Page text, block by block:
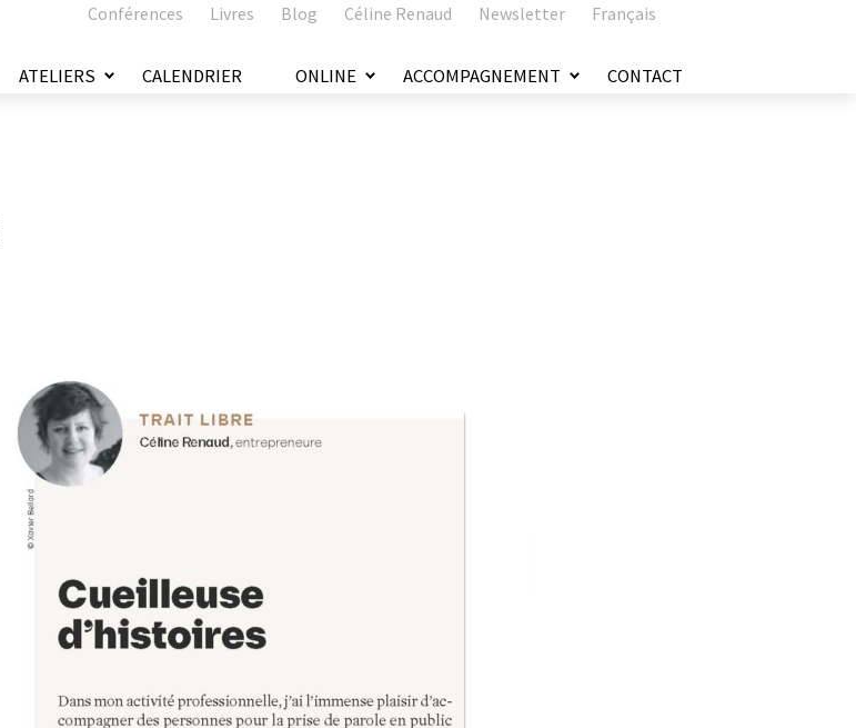
ATELIERS CALENDRIER ONLINE ACCOMPAGNEMENT CONTACT
Conférences Livres Blog Céline Renaud Newsletter Français